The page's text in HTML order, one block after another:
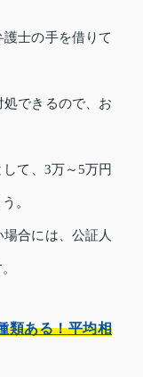
士の手を借りて
できるので、お
て、3万～5万円
。
合には、公証人
類ある！平均相